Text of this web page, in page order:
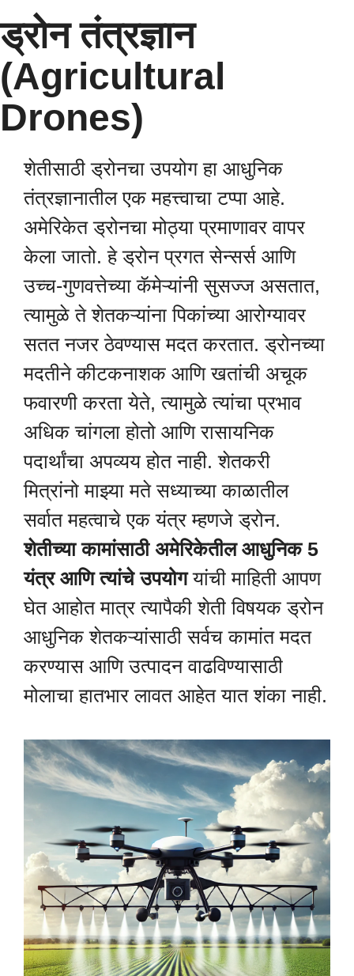
ड्रोन तंत्रज्ञान
(Agricultural
Drones)
शेतीसाठी ड्रोनचा उपयोग हा आधुनिक
तंत्रज्ञानातील एक महत्त्वाचा टप्पा आहे.
अमेरिकेत ड्रोनचा मोठ्या प्रमाणावर वापर
केला जातो. हे ड्रोन प्रगत सेन्सर्स आणि
उच्च-गुणवत्तेच्या कॅमेऱ्यांनी सुसज्ज असतात,
त्यामुळे ते शेतकऱ्यांना पिकांच्या आरोग्यावर
सतत नजर ठेवण्यास मदत करतात. ड्रोनच्या
मदतीने कीटकनाशक आणि खतांची अचूक
फवारणी करता येते, त्यामुळे त्यांचा प्रभाव
अधिक चांगला होतो आणि रासायनिक
पदार्थांचा अपव्यय होत नाही. शेतकरी
मित्रांनो माझ्या मते सध्याच्या काळातील
सर्वात महत्वाचे एक यंत्र म्हणजे ड्रोन.
शेतीच्या कामांसाठी अमेरिकेतील आधुनिक 5
यंत्र आणि त्यांचे उपयोगयांची माहिती आपण
घेत आहोत मात्र त्यापैकी शेती विषयक ड्रोन
आधुनिक शेतकऱ्यांसाठी सर्वच कामांत मदत
करण्यास आणि उत्पादन वाढविण्यासाठी
मोलाचा हातभार लावत आहेत यात शंका नाही.